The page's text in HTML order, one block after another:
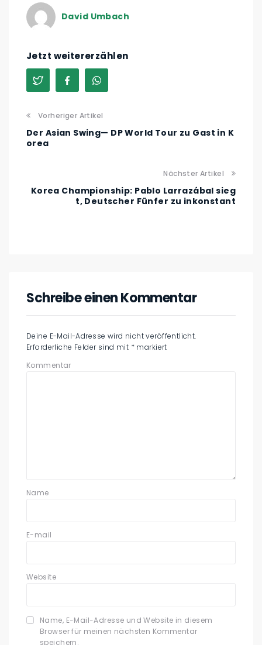
David Umbach
Jetzt weitererzählen
Vorheriger Artikel
Der Asian Swing— DP World Tour zu Gast in K
orea
Nächster Artikel
Korea Championship: Pablo Larrazábal sieg
t, Deutscher Fünfer zu inkonstant
Schreibe einen Kommentar
Deine E-Mail-Adresse wird nicht veröffentlicht.
Erforderliche Felder sind mit * markiert
Kommentar
Name
E-mail
Website
Name, E-Mail-Adresse und Website in diesem
Browser für meinen nächsten Kommentar
speichern.